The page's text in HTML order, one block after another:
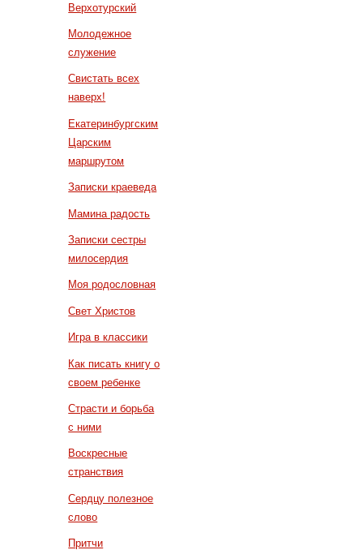
Верхотурский
Молодежное
служение
Свистать всех
наверх!
Екатеринбургским
Царским
маршрутом
Записки краеведа
Мамина радость
Записки сестры
милосердия
Моя родословная
Свет Христов
Игра в классики
Как писать книгу о
своем ребенке
Страсти и борьба
с ними
Воскресные
странствия
Сердцу полезное
слово
Притчи